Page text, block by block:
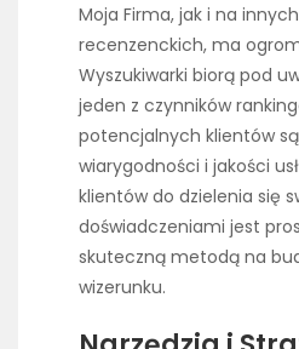
Moja Firma, jak i na
recenzenckich, ma
Wyszukiwarki biorą pod
jeden z czynników
potencjalnych klientów
wiarygodności i jakości
klientów do dzielenia się
doświadczeniami jest
skuteczną metodą na
wizerunku.